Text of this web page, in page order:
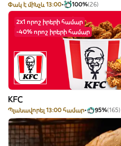
Փակ է մինչև 13:00 100%(26)
2x1 որոշ իրերի համար
-40% որոշ իրերի համար
KFC
Պլանավորել 13:00 համար 95%(165)